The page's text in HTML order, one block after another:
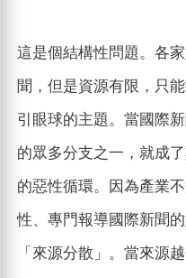
這是個結構性問題。各
聞，但是資源有限，只
引眼球的主題。當國際
的眾多分支之一，就成
的惡性循環。因為產業
性、專門報導國際新聞
「來源分散」。當來源